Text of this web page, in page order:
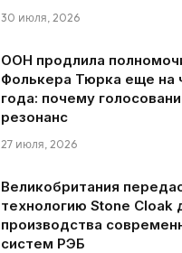
30 июля, 2026
ООН продлила
Фолькера Тюрка еще на
года: почему
резонанс
27 июля, 2026
Великобритания
технологию Stone Cloak
производства
систем РЭБ